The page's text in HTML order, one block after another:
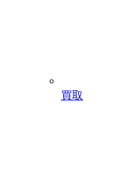
買取